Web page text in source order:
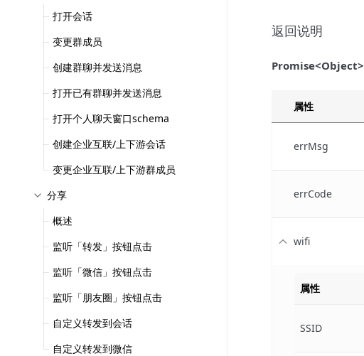
打开会话
变更群成员
创建群聊并发送消息
打开已有群聊并发送消息
打开个人聊天窗口schema
创建企业互联/上下游会话
变更企业互联/上下游群成员
分享
概述
监听「转发」按钮点击
监听「微信」按钮点击
监听「朋友圈」按钮点击
自定义转发到会话
自定义转发到微信
返回说明
Promise<Object>
属性
errMsg
errCode
wifi
属性
SSID